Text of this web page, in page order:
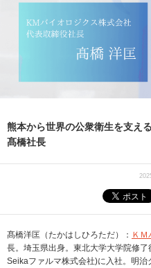
熊本から世界の公衆衛生を支え
髙橋社長
髙橋洋匡（たかはしひろただ）： ＫＭ
長。埼玉県出身。東北大学大学院修
Seikaファルマ株式会社)に入社。明